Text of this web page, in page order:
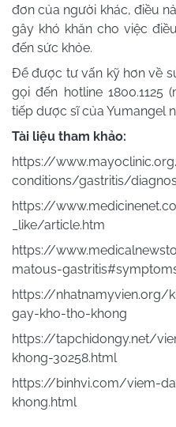
đơn của người khác, điều
gây khó khăn cho việc
đến sức khỏe.
Để được tư vấn kỹ hơn về
gọi đến hotline
tiếp dược sĩ của Yumangel
Tài liệu tham khảo:
https://
conditions/gastritis/
https://
_like/article.htm
https://
matous-
https://
gay-kho-tho-khong
https://tapchidongy.net/
khong-30258.html
https://binhvi.com/viem-
khong.html